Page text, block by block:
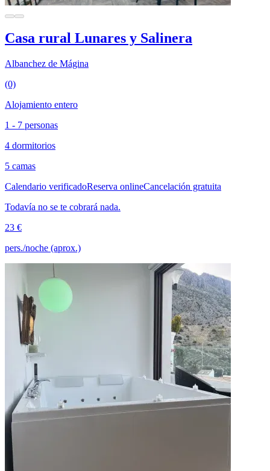
Casa rural Lunares y Salinera
Albanchez de Mágina
(0)
Alojamiento entero
1 - 7 personas
4 dormitorios
5 camas
Calendario verificadoReserva onlineCancelación gratuita
Todavía no se te cobrará nada.
23 €
pers./noche (aprox.)